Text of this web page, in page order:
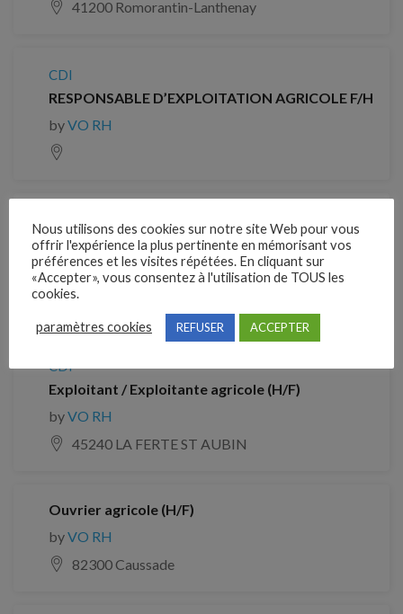
41200 Romorantin-Lanthenay
CDI
RESPONSABLE D’EXPLOITATION AGRICOLE F/H
byVO RH
RESPONSABLE D’EXPLOITATION AGRICOLE F/H
by VO RH
67360 Wœrth
CDI
Exploitant / Exploitante agricole (H/F)
byVO RH
45240 LA FERTE ST AUBIN
Ouvrier agricole (H/F)
byVO RH
82300 Caussade
Nous utilisons des cookies sur notre site Web pour vous
offrir l'expérience la plus pertinente en mémorisant vos
préférences et les visites répétées. En cliquant sur
«Accepter», vous consentez à l'utilisation de TOUS les
cookies.
paramètres cookies REFUSER ACCEPTER